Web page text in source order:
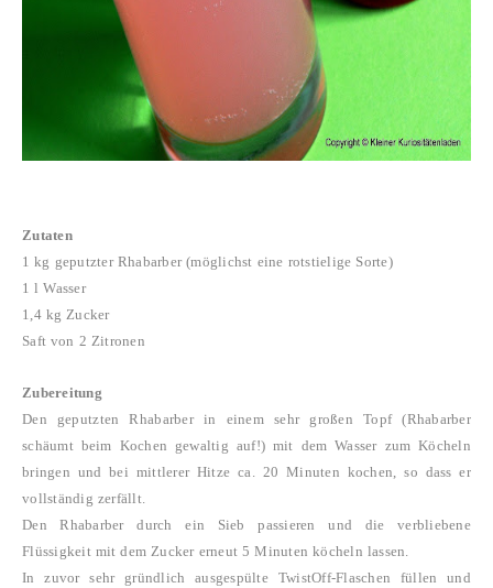
Zutaten
1 kg geputzter Rhabarber (möglichst eine rotstielige Sorte)
1 l Wasser
1,4 kg Zucker
Saft von 2 Zitronen
Zubereitung
Den geputzten Rhabarber in einem sehr großen Topf (Rhabarber
schäumt beim Kochen gewaltig auf!) mit dem Wasser zum Köcheln
bringen und bei mittlerer Hitze ca. 20 Minuten kochen, so dass er
vollständig zerfällt.
Den Rhabarber durch ein Sieb passieren und die verbliebene
Flüssigkeit mit dem Zucker erneut 5 Minuten köcheln lassen.
In zuvor sehr gründlich ausgespülte TwistOff-Flaschen füllen und